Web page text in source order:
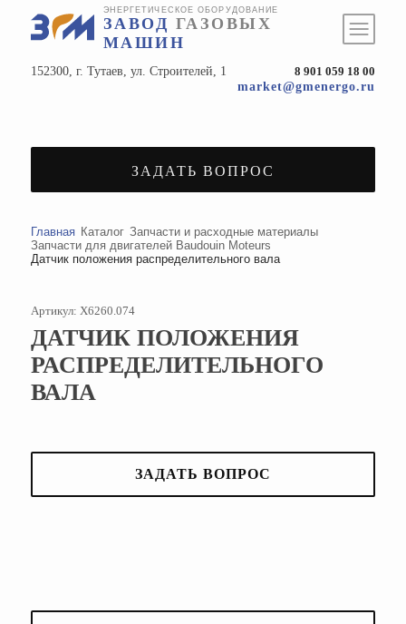
ЭНЕРГЕТИЧЕСКОЕ ОБОРУДОВАНИЕ
ЗАВОД ГАЗОВЫХ
МАШИН
152300, г. Тутаев, ул. Строителей, 1
8 901 059 18 00
market@gmenergo.ru
ЗАДАТЬ ВОПРОС
Главная Каталог Запчасти и расходные материалы
Запчасти для двигателей Baudouin Moteurs
Датчик положения распределительного вала
Артикул: X6260.074
ДАТЧИК ПОЛОЖЕНИЯ
РАСПРЕДЕЛИТЕЛЬНОГО
ВАЛА
ЗАДАТЬ ВОПРОС